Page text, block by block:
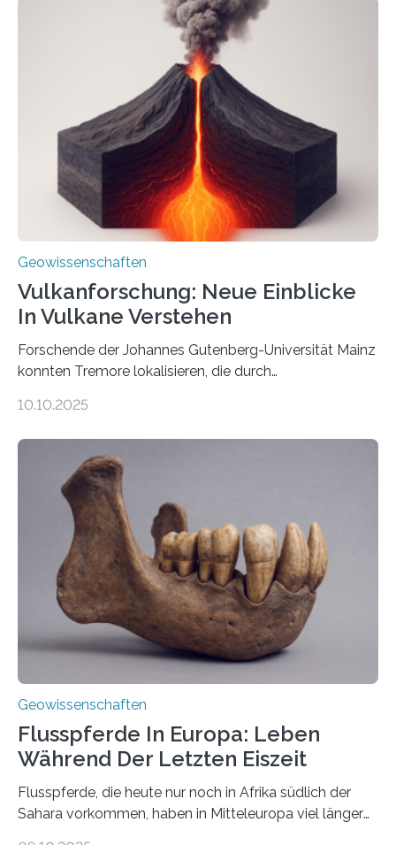
Domänen auf einem dieser „Riesenmagnetfossilien” mit
einer raffinierten Methode an der Diamond-
Röntgenquelle zu kartieren. Ihre Analyse zeigt, dass
diese Partikel es den Organismen ermöglicht haben
könnten, winzige Schwankungen sowohl in der
Richtung als auch in der Intensität des Erdmagnetfelds
wahrzunehmen. Dadurch konnten sie sich verorten und
über den Ozean navigieren. Vor einigen Jahren…
Geowissenschaften
Vulkanforschung: Neue Einblicke
In Vulkane Verstehen
Forschende der Johannes Gutenberg-Universität Mainz
konnten Tremore lokalisieren, die durch
Vulkan? Was passiert in der Erde darunter? Wo
erzeugt durch Magma oder Gase, die sich durch
Schlote einen Weg nach oben bahnen? Jun.-Prof. Dr.
Miriam Christina Reiss, Vulkanseismologin an der
Johannes Gutenberg-Universität Mainz (JGU), und ihr
Team haben am Vulkan Oldoinyo Lengai in Tansania
solche Tremore lokalisiert. „Wir konnten die Tremore
nicht nur nachweisen, sondern ihren Ort in…
10.10.2025
Geowissenschaften
Flusspferde In Europa: Leben
Während Der Letzten Eiszeit
Flusspferde, die heute nur noch in Afrika südlich der
Sahara vorkommen, haben in Mitteleuropa viel länger